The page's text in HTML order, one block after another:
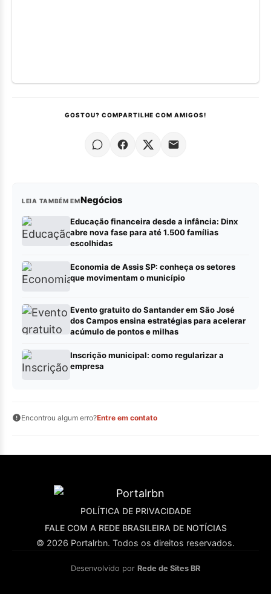
GOSTOU? COMPARTILHE COM AMIGOS!
LEIA TAMBÉM EMNegócios
Educação financeira desde a infância: Dinx
abre nova fase para até 1.500 famílias
escolhidas
Economia de Assis SP: conheça os setores
que movimentam o município
Evento gratuito do Santander em São José
dos Campos ensina estratégias para acelerar
acúmulo de pontos e milhas
Inscrição municipal: como regularizar a
empresa
Encontrou algum erro?Entre em contato
POLÍTICA DE PRIVACIDADE
FALE COM A REDE BRASILEIRA DE NOTÍCIAS
© 2026 Portalrbn. Todos os direitos reservados.
Desenvolvido por Rede de Sites BR